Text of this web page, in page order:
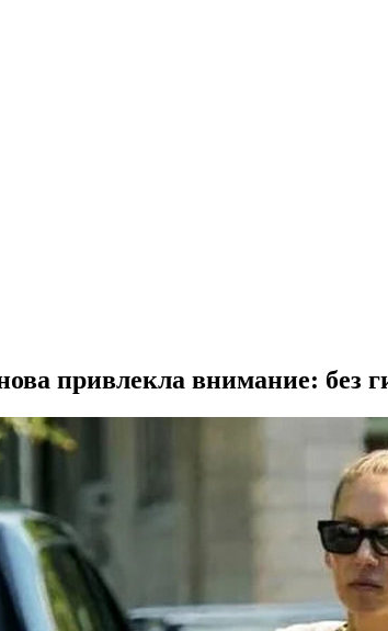
привлекла внимание: без